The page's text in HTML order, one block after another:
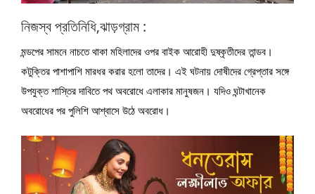
নিজস্ব প্রতিনিধি,ঝাড়গ্রাম :
মন্ডপের সামনে নাচতে থাকা মহিলাদের ওপর বাইক আরোহী দুষ্কৃতীদের তান্ডব।
কটুক্তির পাশাপাশি মারধর করার হলো তাদের। এই ঘটনায় দোষীদের গ্রেপ্তার সঙ্গে
উপযুক্ত শাস্তির দাবিতে পথ অবরোধে এলাকার মানুষজন। যদিও ঘন্টাখানেক
অবরোধের পর পুলিশি আশ্বাসে উঠে অবরোধ।